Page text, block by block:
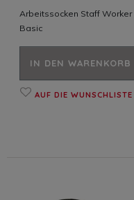
Arbeitssocken Staff Worker
Basic
IN DEN WARENKORB
AUF DIE WUNSCHLISTE